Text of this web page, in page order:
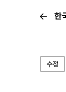
수정